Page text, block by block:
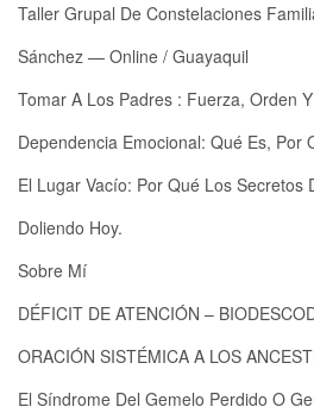
Taller Grupal De Constelaciones
Sánchez — Online / Guayaquil
Tomar A Los Padres : Fuerza, Orden
Dependencia Emocional: Qué Es, Por
El Lugar Vacío: Por Qué Los Secretos
Doliendo Hoy.
Sobre Mí
DÉFICIT DE ATENCIÓN –
ORACIÓN SISTÉMICA A LOS
El Síndrome Del Gemelo Perdido O